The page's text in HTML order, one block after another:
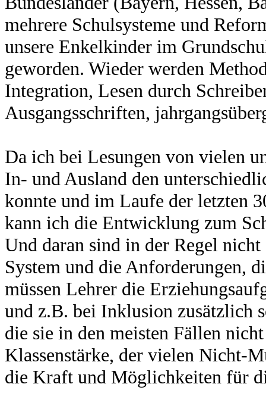
mehrere Schulsysteme und
unsere Enkelkinder im
geworden. Wieder werden
Integration, Lesen durch
Ausgangsschriften,
Da ich bei Lesungen von vielen
In- und Ausland den
konnte und im Laufe der letzten
kann ich die Entwicklung zum
Und daran sind in der Regel
System und die Anforderungen,
müssen Lehrer die
und z.B. bei Inklusion zusätzlich
die sie in den meisten Fällen
Klassenstärke, der vielen Nicht-
die Kraft und Möglichkeiten für